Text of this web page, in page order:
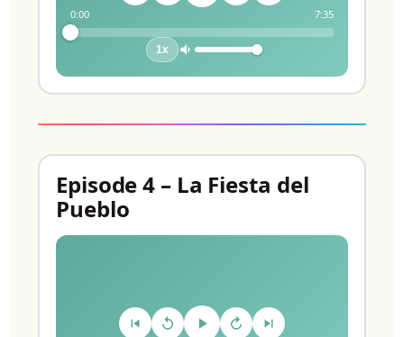
0:00 7:35
1x
Episode 4 – La Fiesta del
Pueblo